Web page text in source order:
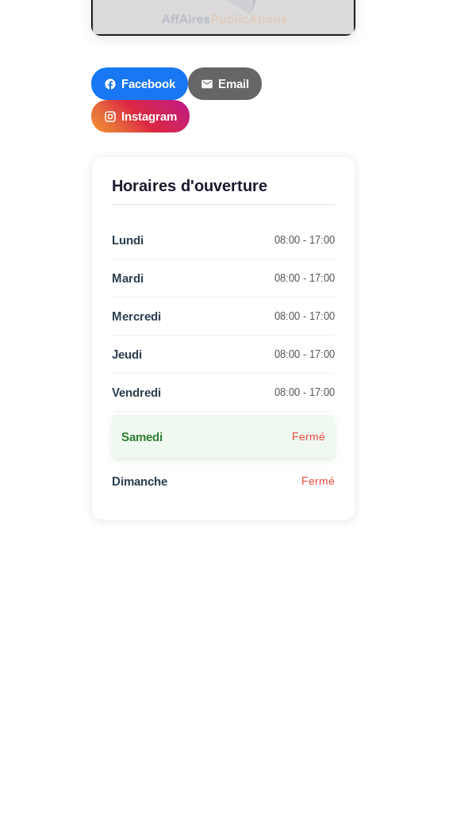
Facebook Email
Instagram
Horaires d'ouverture
Lundi 08:00 - 17:00
Mardi 08:00 - 17:00
Mercredi 08:00 - 17:00
Jeudi 08:00 - 17:00
Vendredi 08:00 - 17:00
Samedi Fermé
Dimanche Fermé